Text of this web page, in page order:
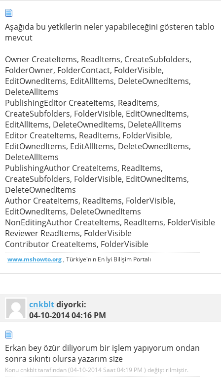
Aşağıda bu yetkilerin neler yapabileceğini gösteren tablo
mevcut
Owner CreateItems, ReadItems, CreateSubfolders,
FolderOwner, FolderContact, FolderVisible,
EditOwnedItems, EditAllItems, DeleteOwnedItems,
DeleteAllItems
PublishingEditor CreateItems, ReadItems,
CreateSubfolders, FolderVisible, EditOwnedItems,
EditAllItems, DeleteOwnedItems, DeleteAllItems
Editor CreateItems, ReadItems, FolderVisible,
EditOwnedItems, EditAllItems, DeleteOwnedItems,
DeleteAllItems
PublishingAuthor CreateItems, ReadItems,
CreateSubfolders, FolderVisible, EditOwnedItems,
DeleteOwnedItems
Author CreateItems, ReadItems, FolderVisible,
EditOwnedItems, DeleteOwnedItems
NonEditingAuthor CreateItems, ReadItems, FolderVisible
Reviewer ReadItems, FolderVisible
Contributor CreateItems, FolderVisible
www.mshowto.org , Türkiye'nin En İyi Bilişim Portalı
cnkbltdiyorki:
04-10-201404:16 PM
Erkan bey özür diliyorum bir işlem yapıyorum ondan
sonra sıkıntı olursa yazarım size
Konu cnkblt tarafından (04-10-2014 Saat04:19 PM ) değiştirilmiştir.